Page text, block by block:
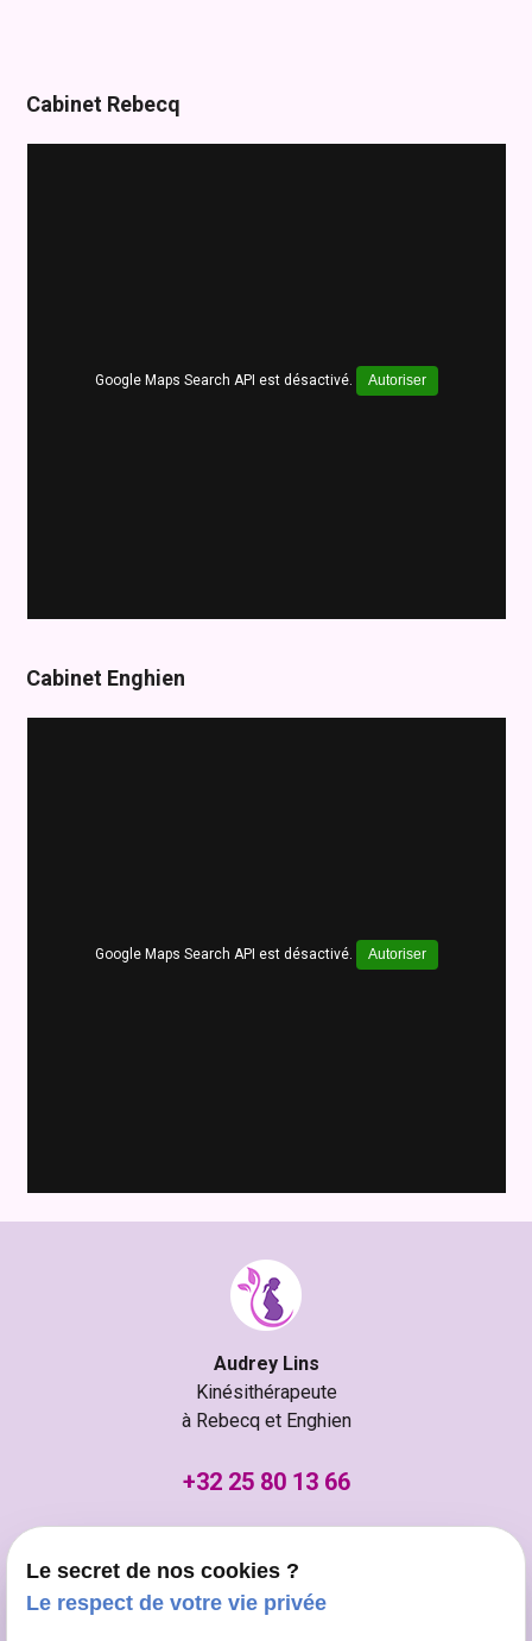
Cabinet Rebecq
Google Maps Search API est désactivé. Autoriser
Cabinet Enghien
Google Maps Search API est désactivé. Autoriser
Audrey Lins
Kinésithérapeute
à Rebecq et Enghien
+32 25 80 13 66
Chaussée de Bruxelles 475
7850 Enghien
Le secret de nos cookies ?
Le respect de votre vie privée